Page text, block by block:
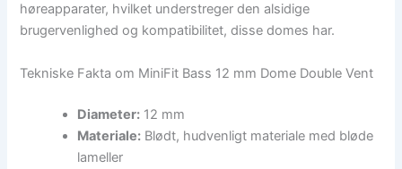
høreapparater, hvilket understreger den alsidige
brugervenlighed og kompatibilitet, disse domes har.
Tekniske Fakta om MiniFit Bass 12 mm Dome Double Vent
Diameter: 12 mm
Materiale: Blødt, hudvenligt materiale med bløde
lameller